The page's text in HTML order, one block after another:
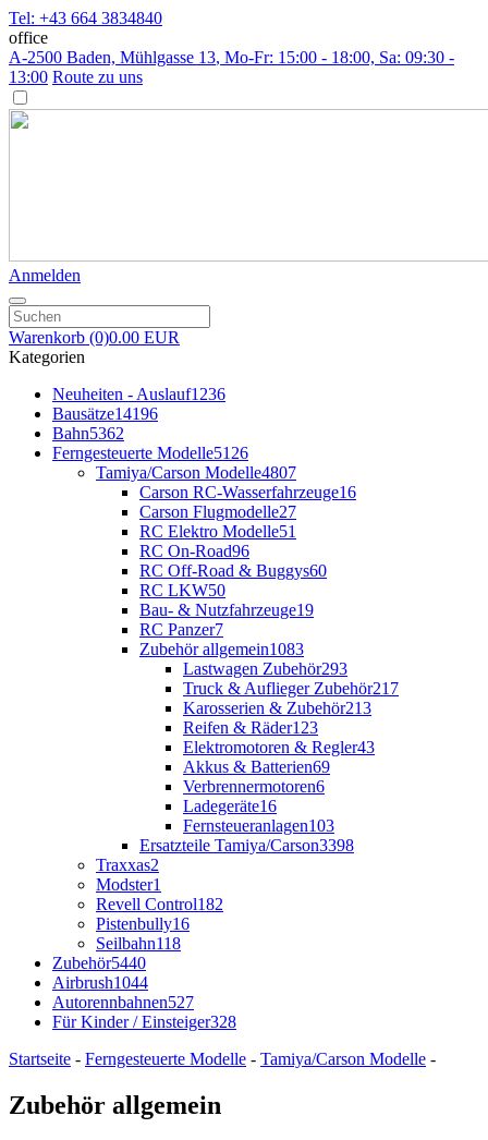
Tel: +43 664 3834840
office
A-2500 Baden, Mühlgasse 13, Mo-Fr: 15:00 - 18:00, Sa: 09:30 -
13:00 Route zu uns
Anmelden
Warenkorb (0)0.00 EUR
Kategorien
Neuheiten - Auslauf1236
Bausätze14196
Bahn5362
Ferngesteuerte Modelle5126
Tamiya/Carson Modelle4807
Carson RC-Wasserfahrzeuge16
Carson Flugmodelle27
RC Elektro Modelle51
RC On-Road96
RC Off-Road & Buggys60
RC LKW50
Bau- & Nutzfahrzeuge19
RC Panzer7
Zubehör allgemein1083
Lastwagen Zubehör293
Truck & Auflieger Zubehör217
Karosserien & Zubehör213
Reifen & Räder123
Elektromotoren & Regler43
Akkus & Batterien69
Verbrennermotoren6
Ladegeräte16
Fernsteueranlagen103
Ersatzteile Tamiya/Carson3398
Traxxas2
Modster1
Revell Control182
Pistenbully16
Seilbahn118
Zubehör5440
Airbrush1044
Autorennbahnen527
Für Kinder / Einsteiger328
Startseite - Ferngesteuerte Modelle - Tamiya/Carson Modelle -
Zubehör allgemein